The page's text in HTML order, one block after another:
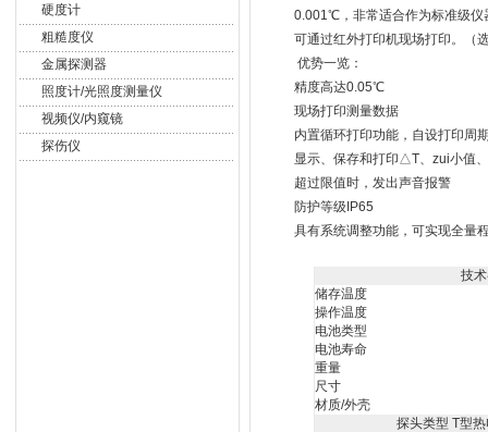
硬度计
粗糙度仪
金属探测器
照度计/光照度测量仪
视频仪/内窥镜
探伤仪
0.001℃，非常适合作为标准级仪
可通过红外打印机现场打印。（
优势一览：
精度高达0.05℃
现场打印测量数据
内置循环打印功能，自设打印周
显示、保存和打印△T、zui小值
超过限值时，发出声音报警
防护等级IP65
具有系统调整功能，可实现全量
技
储存温度
操作温度
电池类型
电池寿命
重量
尺寸
材质/外壳
探头类型 T型